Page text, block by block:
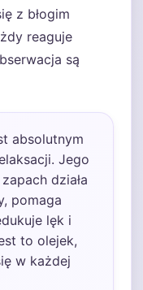
z błogim
reaguje
są
absolutnym
Jego
działa
pomaga
lęk i
to olejek,
w każdej